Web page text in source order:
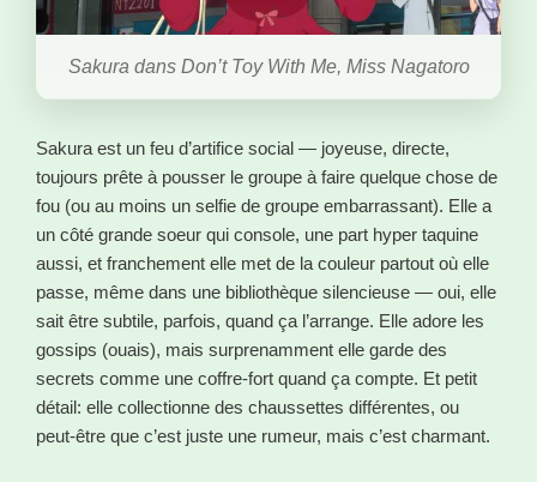
Sakura dans Don’t Toy With Me, Miss Nagatoro
Sakura est un feu d’artifice social — joyeuse, directe,
toujours prête à pousser le groupe à faire quelque chose de
fou (ou au moins un selfie de groupe embarrassant). Elle a
un côté grande soeur qui console, une part hyper taquine
aussi, et franchement elle met de la couleur partout où elle
passe, même dans une bibliothèque silencieuse — oui, elle
sait être subtile, parfois, quand ça l’arrange. Elle adore les
gossips (ouais), mais surprenamment elle garde des
secrets comme une coffre-fort quand ça compte. Et petit
détail: elle collectionne des chaussettes différentes, ou
peut-être que c’est juste une rumeur, mais c’est charmant.